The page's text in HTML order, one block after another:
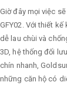
Giờ đây mọi việc
GFY02. Với thiết
dễ lau chùi và
3D, hệ thống đối
chín nhanh,
những căn hộ có